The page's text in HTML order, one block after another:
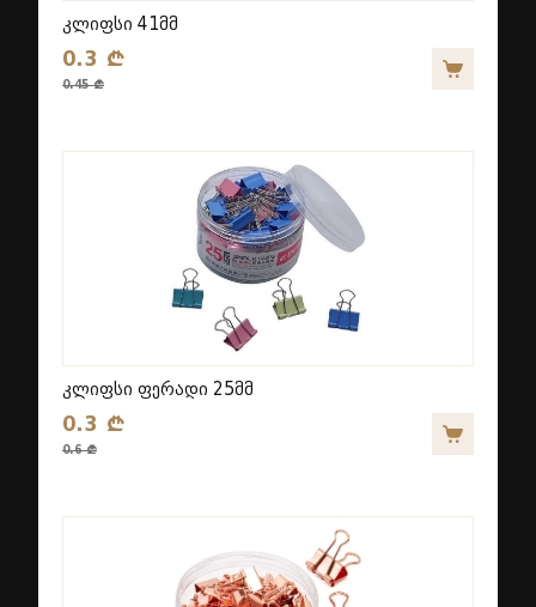
კლიფსი 41მმ
0.3 ₾
0.45 ₾
კლიფსი ფერადი 25მმ
0.3 ₾
0.6 ₾